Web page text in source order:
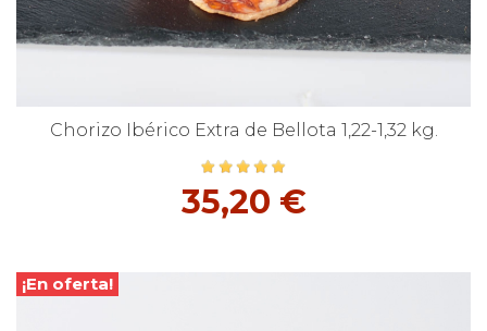
Chorizo Ibérico Extra de Bellota 1,22-1,32 kg.
35,20 €
¡En oferta!